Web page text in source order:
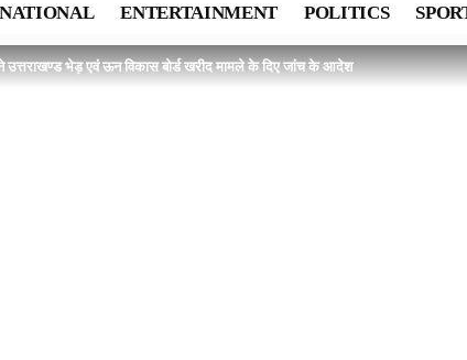
ENTERTAINMENT POLITICS
उत्तराखण्ड भेड़ एवं ऊन विकास बोर्ड खरीद मामले के दिए जांच के आदेश